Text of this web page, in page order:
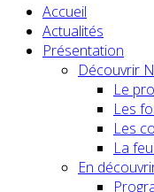
Accueil
Actualités
Présentation
Découvrir
Le
Les
Les
La
En